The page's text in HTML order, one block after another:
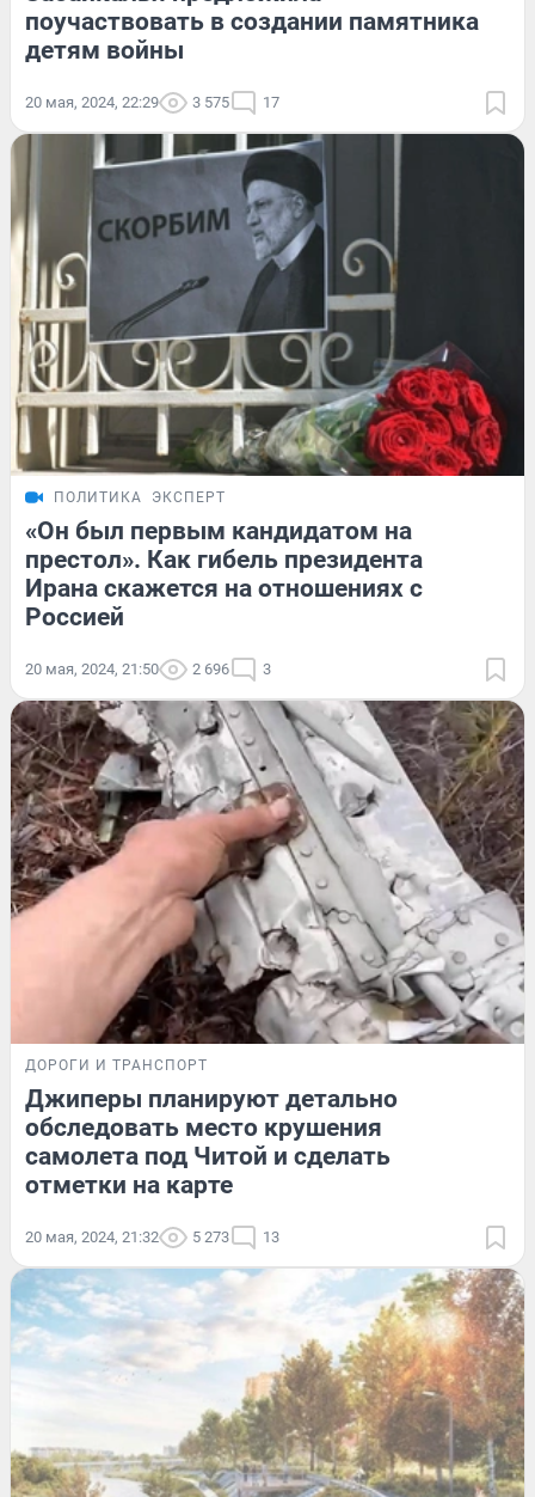
поучаствовать в создании памятника
детям войны
20 мая, 2024, 22:29 3 575 17
ПОЛИТИКА ЭКСПЕРТ
«Он был первым кандидатом на
престол». Как гибель президента
Ирана скажется на отношениях с
Россией
20 мая, 2024, 21:50 2 696 3
ДОРОГИ И ТРАНСПОРТ
Джиперы планируют детально
обследовать место крушения
самолета под Читой и сделать
отметки на карте
20 мая, 2024, 21:32 5 273 13